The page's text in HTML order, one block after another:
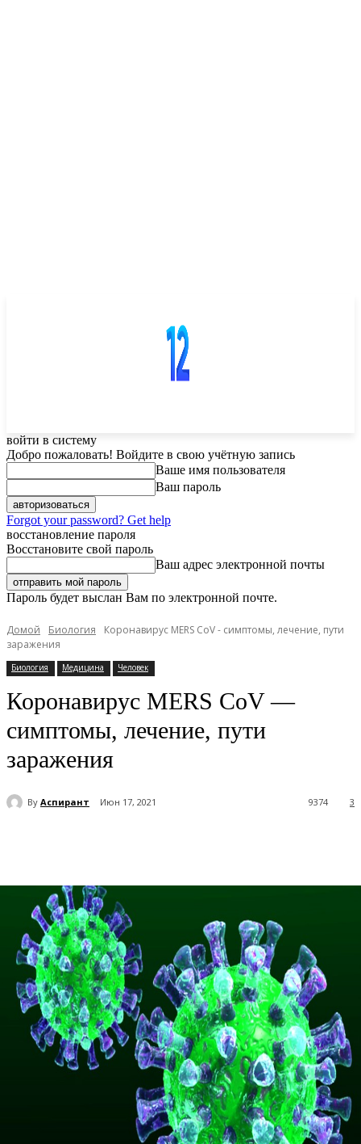
войти в систему
Добро пожаловать! Войдите в свою учётную запись
Ваше имя пользователя
Ваш пароль
Forgot your password? Get help
восстановление пароля
Восстановите свой пароль
Ваш адрес электронной почты
Пароль будет выслан Вам по электронной почте.
Домой Биология
Коронавирус MERS CoV - симптомы, лечение, пути
заражения
Биология Медицина Человек
Коронавирус MERS CoV —
симптомы, лечение, пути
заражения
By Аспирант Июн 17, 2021 3
9374